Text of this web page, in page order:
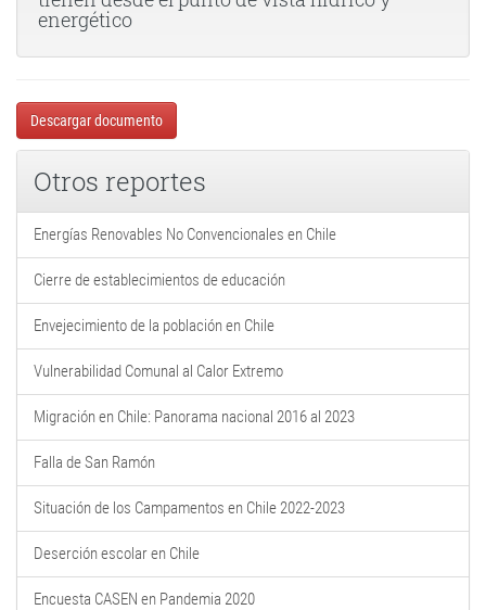
energético
Descargar documento
Otros reportes
Energías Renovables No Convencionales en Chile
Cierre de establecimientos de educación
Envejecimiento de la población en Chile
Vulnerabilidad Comunal al Calor Extremo
Migración en Chile: Panorama nacional 2016 al 2023
Falla de San Ramón
Situación de los Campamentos en Chile 2022-2023
Deserción escolar en Chile
Encuesta CASEN en Pandemia 2020